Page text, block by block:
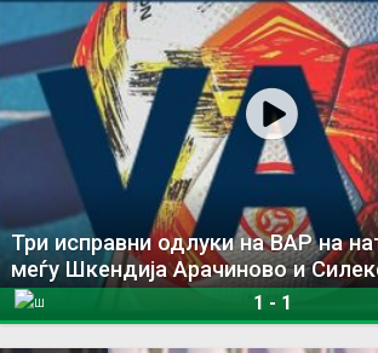
Три исправни одлуки на ВАР на
меѓу Шкендија Арачиново и
1 - 1